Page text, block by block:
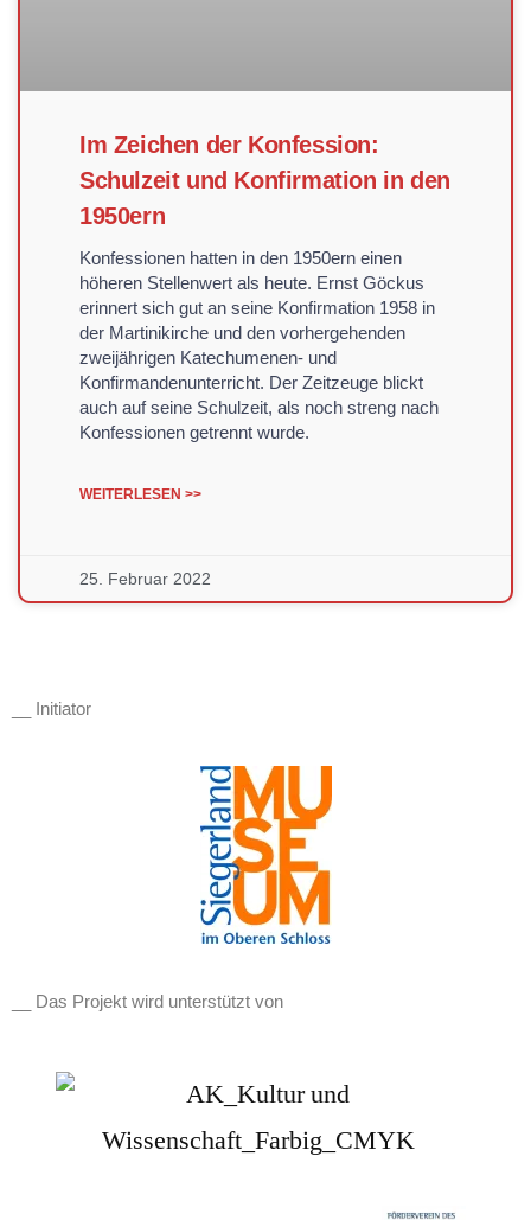
Im Zeichen der Konfession:
Schulzeit und Konfirmation in den
1950ern
Konfessionen hatten in den 1950ern einen
höheren Stellenwert als heute. Ernst Göckus
erinnert sich gut an seine Konfirmation 1958 in
der Martinikirche und den vorhergehenden
zweijährigen Katechumenen- und
Konfirmandenunterricht. Der Zeitzeuge blickt
auch auf seine Schulzeit, als noch streng nach
Konfessionen getrennt wurde.
WEITERLESEN >>
25. Februar 2022
__ Initiator
__ Das Projekt wird unterstützt von